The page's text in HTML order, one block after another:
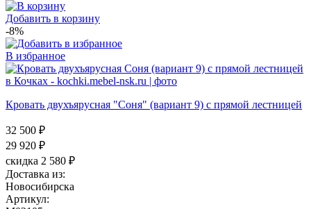
Добавить в корзину
-8%
В избранное
Кровать двухъярусная "Соня" (вариант 9) с прямой лестницей
32 500 ₽
29 920 ₽
скидка 2 580 ₽
Доставка из:
Новосибирска
Артикул: